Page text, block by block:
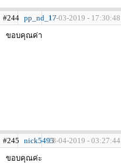
#244 pp_nd_1717-03-2019 - 17:30:48
ขอบคุณค่า
#245 nick549328-04-2019 - 03:27:44
ขอบคุณค่ะ